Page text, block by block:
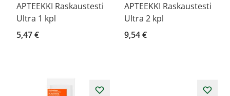
APTEEKKI Raskaustesti
Ultra 1 kpl
5,47 €
APTEEKKI Raskaustesti
Ultra 2 kpl
9,54 €